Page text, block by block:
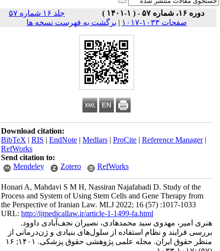
دوره ۱۶، شماره ۵۷ - ( ۱-۱۴۰۱ )
جلد ۱۶ شماره ۵۷
صفحات ۱۰۳۳-۱۰۱۷
| برگشت به فهرست نسخه ها
Download citation:
BibTeX|RIS|EndNote|Medlars|ProCite|Reference Manager
RefWorks
Send citation to:
Mendeley
Zotero RefWorks
Honari A, Mahdavi S M H, Nassiran Najafabadi D. Study of the
Process and System of Using Stem Cells and Gene Therapy from
the Perspective of Iranian Law. MLJ 2022; 16 (57) :1017-1033
URL:http://ijmedicallaw.ir/article-1-1499-fa.html
هنری امیر، مهدوی سید محمدهادی، نصیران نجف‌آبادی داوود.
بررسی فرایند و نظام استفاده از سلول‌های بنیادی و ژن‌درمانی از
منظر حقوق ایران. مجله علمی پژوهشی حقوق پزشکی. ۱۴۰۱; ۱۶